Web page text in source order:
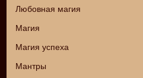
Любовная магия
Магия
Магия успеха
Мантры